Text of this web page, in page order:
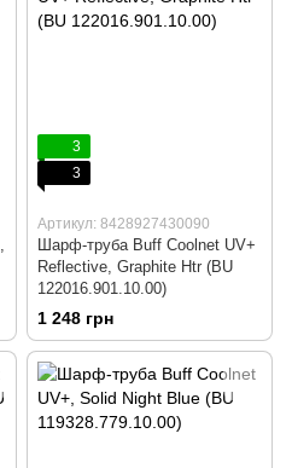
3
3
Артикул: 8428927430090
Шарф-труба Buff Coolnet UV+
Reflective, Graphite Htr (BU
122016.901.10.00)
1 248 грн